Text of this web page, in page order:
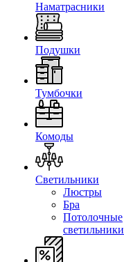
Наматрасники
Подушки
Тумбочки
Комоды
Светильники
Люстры
Бра
Потолочные
светильники